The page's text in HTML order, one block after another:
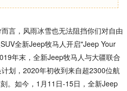
言，风雨冰雪也无法阻挡你们对自由
全新Jeep牧马人开启"Jeep Your
年末，全新Jeep牧马人与大疆联合
划，2020年初收到来自超2300位航
。如今，1月11日-15日，全新Jeep